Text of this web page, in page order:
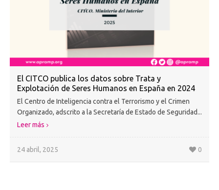
El CITCO publica los datos sobre Trata y
Explotación de Seres Humanos en España en 2024
El Centro de Inteligencia contra el Terrorismo y el Crimen
Organizado, adscrito a la Secretaría de Estado de Seguridad...
Leer más
24 abril, 2025 0